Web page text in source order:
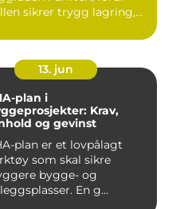
sikrer trygg lagring,
13. jun
plan i
Krav,
og gevinst
plan er et lovpålagt
som skal sikre
bygge- og
En g...